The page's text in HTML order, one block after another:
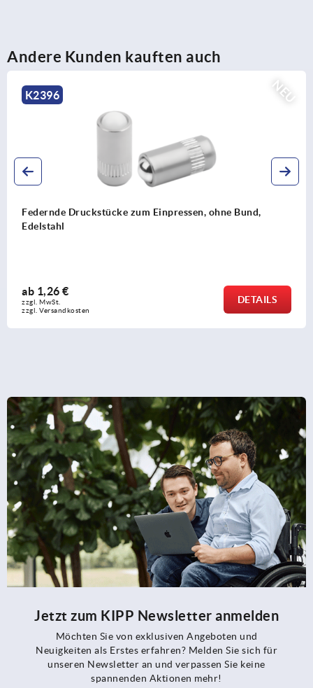
Andere Kunden kauften auch
Federnde Druckstücke zum Einpressen, ohne Bund,
ab
zzgl. MwSt.
zzgl. Versandkosten
DETAILS
Jetzt zum KIPP Newsletter anmelden
Möchten Sie von exklusiven Angeboten und
Neuigkeiten als Erstes erfahren? Melden Sie sich für
unseren Newsletter an und verpassen Sie keine
spannenden Aktionen mehr!